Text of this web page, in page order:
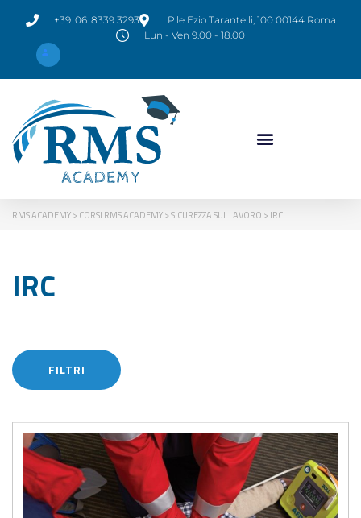
+39. 06. 8339 3293
P.le Ezio Tarantelli, 100 00144 Roma
Lun - Ven 9.00 - 18.00
RMS ACADEMY> CORSI RMS ACADEMY>SICUREZZA SUL LAVORO > IRC
IRC
FILTRI